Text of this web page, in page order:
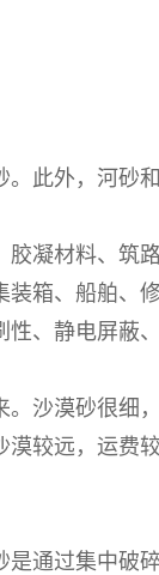
此外，河砂
凝材料、筑
箱、船舶、
、静电屏蔽
沙漠砂很细
较远，运费
通过集中破